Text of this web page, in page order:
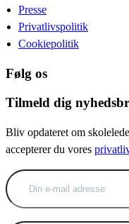
Presse
Privatlivspolitik
Cookiepolitik
Følg os
Tilmeld dig
Bliv opdateret om
accepterer du vores